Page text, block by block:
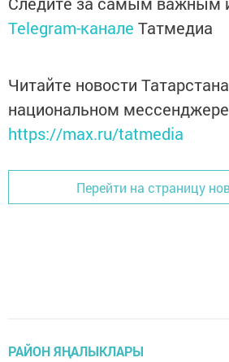
Telegram-канале Татмедиа
Читайте новости
национальном
https://max.ru/tatmedia
Перейти на страницу
РАЙОН ЯҢАЛЫКЛАРЫ